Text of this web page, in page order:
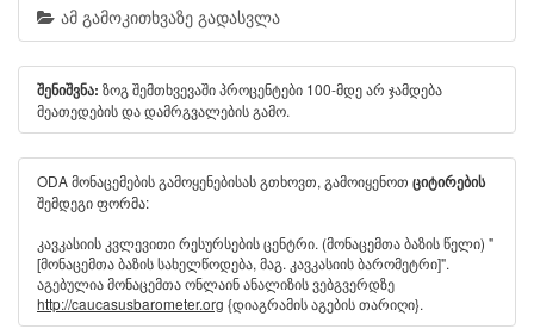
ამ გამოკითხვაზე გადასვლა
შენიშვნა: ზოგ შემთხვევაში პროცენტები 100-მდე არ ჯამდება
მეათედების და დამრგვალების გამო.
ODA მონაცემების გამოყენებისას გთხოვთ, გამოიყენოთ ციტირების
შემდეგი ფორმა:
კავკასიის კვლევითი რესურსების ცენტრი. (მონაცემთა ბაზის წელი) "
[მონაცემთა ბაზის სახელწოდება, მაგ. კავკასიის ბარომეტრი]".
აგებულია მონაცემთა ონლაინ ანალიზის ვებგვერდზე
http://caucasusbarometer.org {დიაგრამის აგების თარიღი}.